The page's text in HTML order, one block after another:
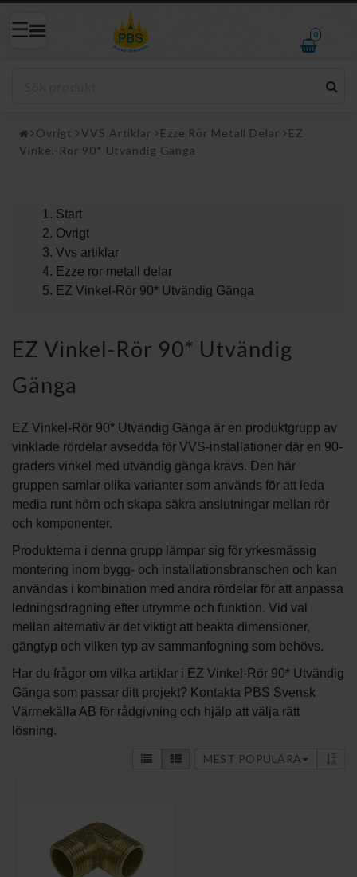
0
Övrigt VVS Artiklar Ezze Rör Metall Delar
EZ
Vinkel-Rör 90* Utvändig Gänga
Start
Ovrigt
Vvs artiklar
Ezze ror metall delar
EZ Vinkel-Rör 90* Utvändig Gänga
EZ Vinkel-Rör 90* Utvändig
Gänga
EZ Vinkel-Rör 90* Utvändig Gänga är en produktgrupp av
vinklade rördelar avsedda för VVS-installationer där en 90-
graders vinkel med utvändig gänga krävs. Den här
gruppen samlar olika varianter som används för att leda
media runt hörn och skapa säkra anslutningar mellan rör
och komponenter.
Produkterna i denna grupp lämpar sig för yrkesmässig
montering inom bygg- och installationsbranschen och kan
användas i kombination med andra rördelar för att anpassa
ledningsdragning efter utrymme och funktion. Vid val
mellan alternativ är det viktigt att beakta dimensioner,
gängtyp och vilken typ av sammanfogning som behövs.
Har du frågor om vilka artiklar i EZ Vinkel-Rör 90* Utvändig
Gänga som passar ditt projekt? Kontakta PBS Svensk
Värmekälla AB för rådgivning och hjälp att välja rätt
lösning.
MEST POPULÄRA